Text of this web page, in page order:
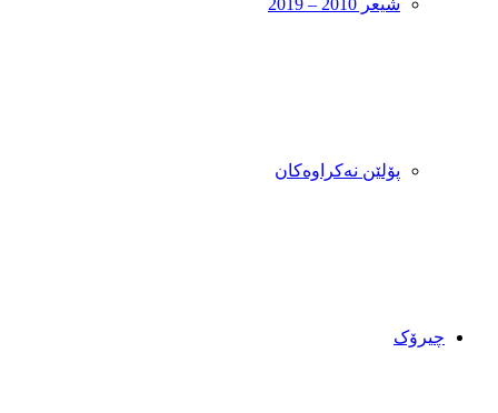
شیعر 2010 – 2019
پۆلێن نەکراوەکان
چیرۆک